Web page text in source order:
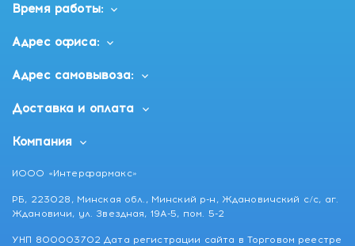
Время работы:
Адрес офиса:
Адрес самовывоза:
Доставка и оплата
Компания
ИООО «Интерфармакс»
РБ, 223028, Минская обл., Минский р-н, Ждановичский с/с, аг.
Ждановичи, ул. Звездная, 19А-5, пом. 5-2
УНП 800003702 Дата регистрации сайта в Торговом реестре